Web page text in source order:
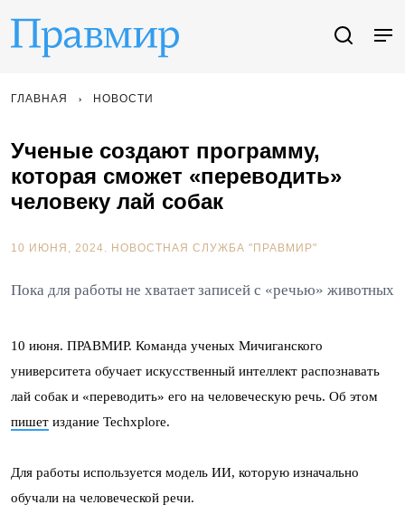
ГЛАВНАЯ НОВОСТИ
Ученые создают программу,
которая сможет «переводить»
человеку лай собак
10 ИЮНЯ, 2024. НОВОСТНАЯ СЛУЖБА "ПРАВМИР"
Пока для работы не хватает записей с «речью» животных
10 июня. ПРАВМИР. Команда ученых Мичиганского
университета обучает искусственный интеллект распознавать
лай собак и «переводить» его на человеческую речь. Об этом
пишет издание Techxplore.
Для работы используется модель ИИ, которую изначально
обучали на человеческой речи.